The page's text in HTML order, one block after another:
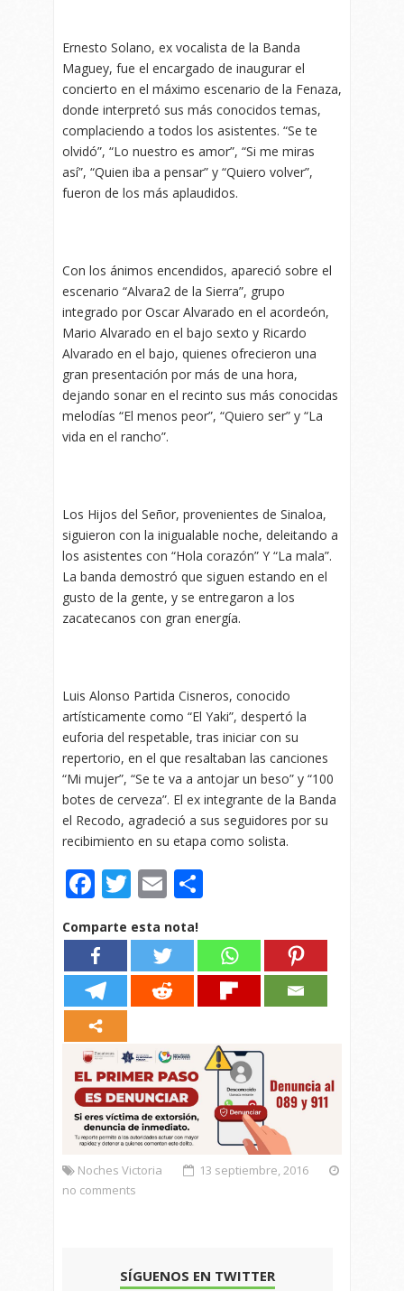
Ernesto Solano, ex vocalista de la Banda
Maguey, fue el encargado de inaugurar el
concierto en el máximo escenario de la Fenaza,
donde interpretó sus más conocidos temas,
complaciendo a todos los asistentes. “Se te
olvidó”, “Lo nuestro es amor”, “Si me miras
así”, “Quien iba a pensar” y “Quiero volver”,
fueron de los más aplaudidos.
Con los ánimos encendidos, apareció sobre el
escenario “Alvara2 de la Sierra”, grupo
integrado por Oscar Alvarado en el acordeón,
Mario Alvarado en el bajo sexto y Ricardo
Alvarado en el bajo, quienes ofrecieron una
gran presentación por más de una hora,
dejando sonar en el recinto sus más conocidas
melodías “El menos peor”, “Quiero ser” y “La
vida en el rancho”.
Los Hijos del Señor, provenientes de Sinaloa,
siguieron con la inigualable noche, deleitando a
los asistentes con “Hola corazón” Y “La mala”.
La banda demostró que siguen estando en el
gusto de la gente, y se entregaron a los
zacatecanos con gran energía.
Luis Alonso Partida Cisneros, conocido
artísticamente como “El Yaki”, despertó la
euforia del respetable, tras iniciar con su
repertorio, en el que resaltaban las canciones
“Mi mujer”, “Se te va a antojar un beso” y “100
botes de cerveza”. El ex integrante de la Banda
el Recodo, agradeció a sus seguidores por su
recibimiento en su etapa como solista.
Facebook
Twitter
Email
Comparte esta nota!
Noches Victoria
13 septiembre, 2016
no comments
SÍGUENOS EN TWITTER